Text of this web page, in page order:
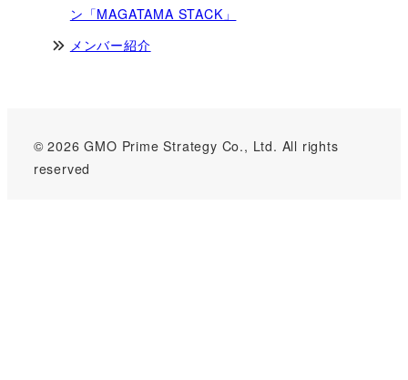
ン「MAGATAMA STACK」
メンバー紹介
© 2026 GMO Prime Strategy Co., Ltd. All rights
reserved